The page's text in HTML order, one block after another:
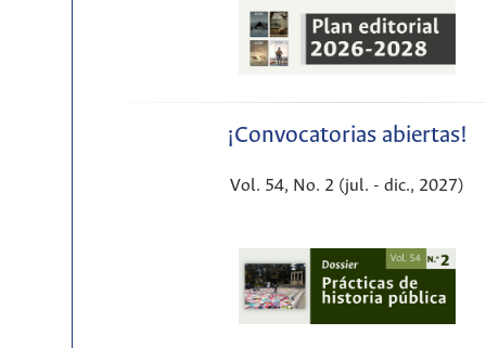
¡Convocatorias abiertas!
Vol. 54, No. 2 (jul. - dic., 2027)